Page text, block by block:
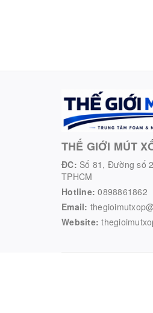
THẾ GIỚI MÚT
ĐC: Số 81, Đường số
TPHCM
Hotline: 0898861862
Email:
Website: